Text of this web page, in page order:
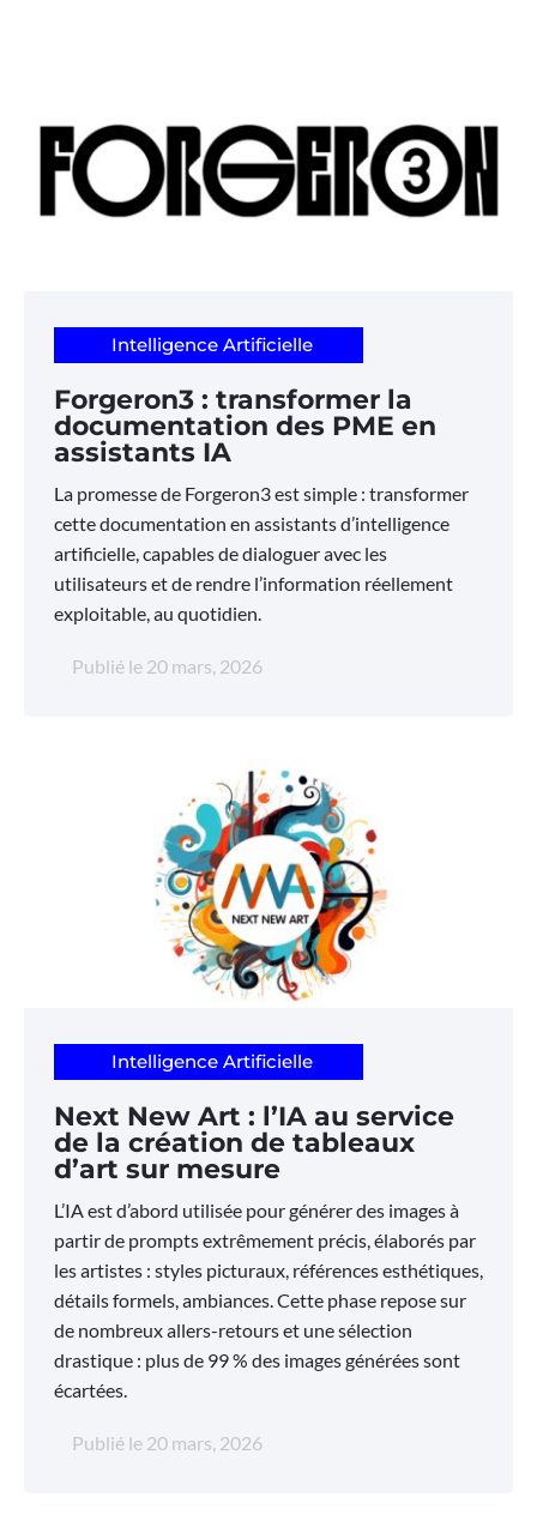
Intelligence Artificielle
Forgeron3 : transformer la
documentation des PME en
assistants IA
La promesse de Forgeron3 est simple : transformer
cette documentation en assistants d’intelligence
artificielle, capables de dialoguer avec les
utilisateurs et de rendre l’information réellement
exploitable, au quotidien.
Publié le 20 mars, 2026
Intelligence Artificielle
Next New Art : l’IA au service
de la création de tableaux
d’art sur mesure
L’IA est d’abord utilisée pour générer des images à
partir de prompts extrêmement précis, élaborés par
les artistes : styles picturaux, références esthétiques,
détails formels, ambiances. Cette phase repose sur
de nombreux allers-retours et une sélection
drastique : plus de 99 % des images générées sont
écartées.
Publié le 20 mars, 2026